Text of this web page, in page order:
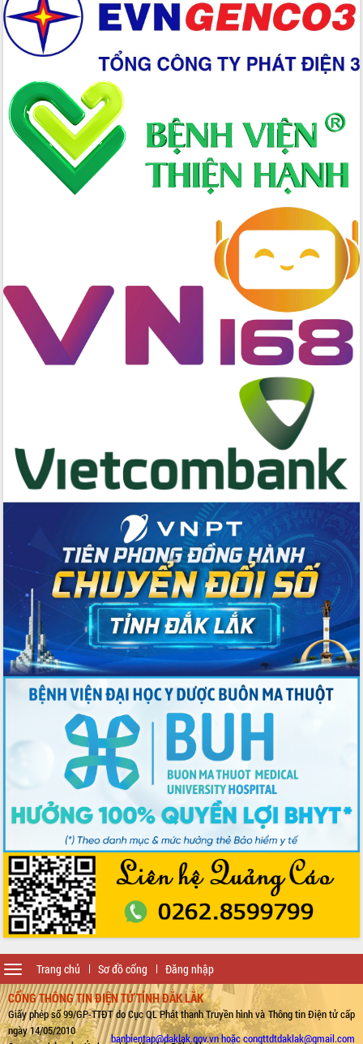
Trang chủ Sơ đồ cổng Đăng nhập
Toggle
navigation
CỔNG THÔNG TIN ĐIỆN TỬ TỈNH ĐẮK LẮK
Giấy phép số 99/GP-TTĐT do Cục QL Phát thanh Truyền hình và Thông tin Điện tử cấp
ngày 14/05/2010
banbientap@daklak.gov.vn hoặc congttdtdaklak@gmail.com